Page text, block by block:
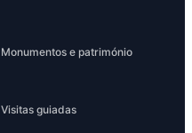
Monumentos e património
Visitas guiadas